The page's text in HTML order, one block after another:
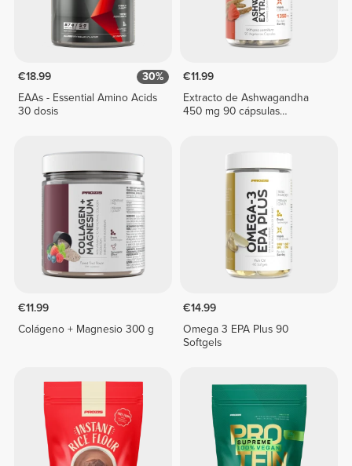
€18.99
30%
EAAs - Essential Amino Acids
30 dosis
€11.99
Extracto de Ashwagandha
450 mg 90 cápsulas
€11.99
Colágeno + Magnesio 300 g
€14.99
Omega 3 EPA Plus 90
Softgels